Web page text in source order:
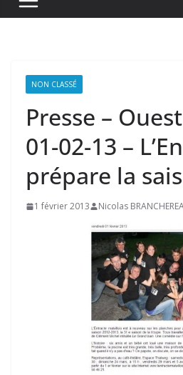
NON CLASSÉ
Presse –
01-02-13 –
prépare la
1 février 2013 Nicolas